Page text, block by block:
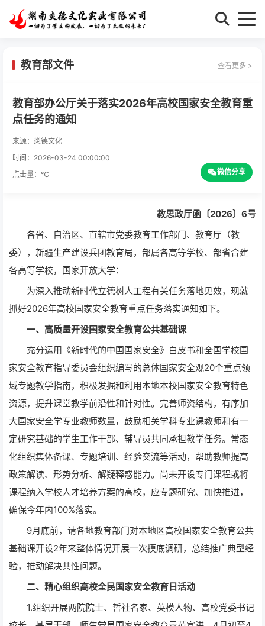
教育部文件 查看更多 >
教育部办公厅关于落实2026年高校国家安全教育重
点任务的通知
来源：炎德文化
时间：2026-03-24 00:00:00
点击量： ℃ 微信分享
教思政厅函〔2026〕6号
各省、自治区、直辖市党委教育工作部门、教育厅（教
委），新疆生产建设兵团教育局，部属各高等学校、部省合建
各高等学校，国家开放大学：
为深入推动新时代立德树人工程有关任务落地见效，现就
抓好2026年高校国家安全教育重点任务落实通知如下。
一、高质量开设国家安全教育公共基础课
充分运用《新时代的中国国家安全》白皮书和全国学校国
家安全教育指导委员会组织编写的总体国家安全观20个重点领
域专题教学指南，积极发掘和利用本地本校国家安全教育特色
资源，提升课堂教学前沿性和针对性。完善师资结构，有序加
大国家安全学专业教师数量，鼓励相关学科专业课教师和有一
定研究基础的学生工作干部、辅导员共同承担教学任务。常态
化组织集体备课、专题培训、经验交流等活动，帮助教师提高
政策解读、形势分析、解疑释惑能力。尚未开设专门课程或将
课程纳入学校人才培养方案的高校，应专题研究、加快推进，
确保今年内100%落实。
9月底前，请各地教育部门对本地区高校国家安全教育公共
基础课开设2年来整体情况开展一次摸底调研，总结推广典型经
验，推动解决共性问题。
二、精心组织高校全民国家安全教育日活动
1.组织开展两院院士、哲社名家、英模人物、高校党委书记